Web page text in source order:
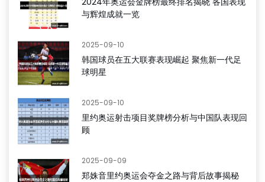
与辉煌成就一览
2025-09-10
韩国球员在五大联赛表现崛起 聚焦新一代足
球明星
2025-09-10
里约奥运射击项目奖牌榜分析与中国队表现回
顾
2025-09-09
郑姝音里约奥运会夺金之路与背后故事揭秘